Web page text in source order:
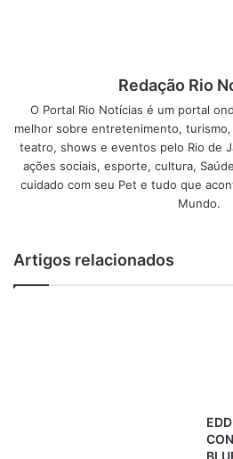
Sérgio Valle e Chico Roque); e do
quero beijar” (Fausto Nilo, Moraes
Gomes), além de várias
está sempre inspirando novas
nos proporcionam sempre boas
Data: 24 de agosto
Redação Rio
O Portal Rio Notícias é um portal
melhor sobre entretenimento,
teatro, shows e eventos pelo Rio de
ações sociais, esporte, cultura,
cuidado com seu Pet e tudo que
Mundo.
Artigos relacionados